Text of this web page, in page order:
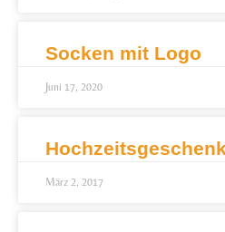
Socken mit Logo
Juni 17, 2020
März 2, 2017